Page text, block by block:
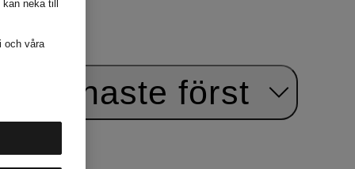
Senaste först
kan neka till
och våra